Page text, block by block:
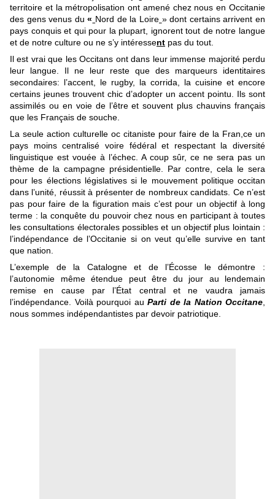
territoire et la métropolisation ont amené chez nous en Occitanie
des gens venus du« Nord de la Loire » dont certains arrivent en
pays conquis et qui pour la plupart, ignorent tout de notre langue
et de notre culture ou ne s’y intéressent pas du tout.
Il est vrai que les Occitans ont dans leur immense majorité perdu
leur langue. Il ne leur reste que des marqueurs identitaires
secondaires: l’accent, le rugby, la corrida, la cuisine et encore
certains jeunes trouvent chic d’adopter un accent pointu. Ils sont
assimilés ou en voie de l’être et souvent plus chauvins français
que les Français de souche.
La seule action culturelle oc citaniste pour faire de la Fran,ce un
pays moins centralisé voire fédéral et respectant la diversité
linguistique est vouée à l’échec. A coup sûr, ce ne sera pas un
thème de la campagne présidentielle. Par contre, cela le sera
pour les élections législatives si le mouvement politique occitan
dans l’unité, réussit à présenter de nombreux candidats. Ce n’est
pas pour faire de la figuration mais c’est pour un objectif à long
terme : la conquête du pouvoir chez nous en participant à toutes
les consultations électorales possibles et un objectif plus lointain :
l’indépendance de l’Occitanie si on veut qu’elle survive en tant
que nation.
L’exemple de la Catalogne et de l’Écosse le démontre :
l’autonomie même étendue peut être du jour au lendemain
remise en cause par l’État central et ne vaudra jamais
l’indépendance. Voilà pourquoi au Parti de la Nation Occitane,
nous sommes indépendantistes par devoir patriotique.